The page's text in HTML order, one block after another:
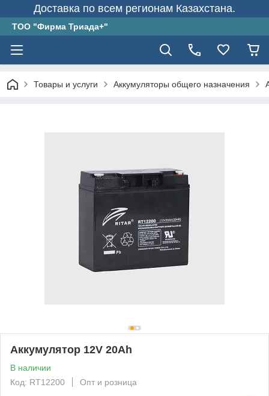
Доставка по всем регионам Казахстана.
ТОО "Фирма Триада+"
Товары и услуги Аккумуляторы общего назначения
Аккумулятор 12V 20Ah
В наличии
Код: RT12200
Опт и розница